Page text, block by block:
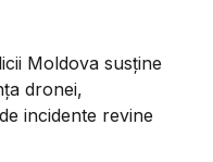
Moldova susține
dronei,
incidente revine